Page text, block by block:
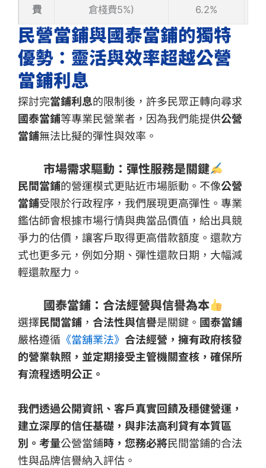
費
倉棧費5%)
6.2%
民營當鋪與國泰當鋪的獨特
優勢：靈活與效率超越公營
當鋪利息
探討完當鋪利息的限制後，許多民眾正轉向尋求
國泰當鋪等專業民營業者，因為我們能提供公營
當鋪無法比擬的彈性與效率。
市場需求驅動：彈性服務是關鍵
民間當鋪的營運模式更貼近市場脈動。不像公營
當鋪受限於行政程序，我們展現更高彈性。專業
鑑估師會根據市場行情與典當品價值，給出具競
爭力的估價，讓客戶取得更高借款額度。還款方
式也更多元，例如分期、彈性還款日期，大幅減
輕還款壓力。
國泰當鋪：合法經營與信譽為本
選擇民間當鋪 ， 合法性與信譽是關鍵。 國泰當鋪
嚴格遵循 《當舖業法》 合法經營，擁有政府核發
的營業執照，並定期接受主管機關查核，確保所
有流程透明公正。
我們透過公開資訊、客戶真實回饋及穩健營運，
建立深厚的信任基礎，與非法高利貸有本質區
別。考量公營當鋪時，您務必將民間當鋪的合法
性與品牌信譽納入評估。